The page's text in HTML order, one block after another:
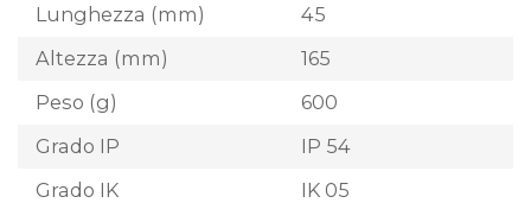
Lunghezza (mm)
45
Altezza (mm)
165
Peso (g)
600
Grado IP
IP 54
Grado IK
IK 05